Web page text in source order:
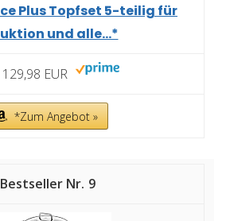
Plus Topfset 5-teilig für
und alle...*
129,98 EUR
*Zum Angebot »
9